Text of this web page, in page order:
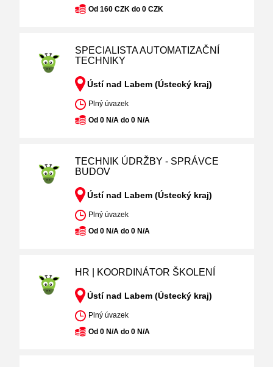
Od 160 CZK do 0 CZK
SPECIALISTA AUTOMATIZAČNÍ
TECHNIKY
Ústí nad Labem (Ústecký kraj)
Plný úvazek
Od 0 N/A do 0 N/A
TECHNIK ÚDRŽBY - SPRÁVCE
BUDOV
Ústí nad Labem (Ústecký kraj)
Plný úvazek
Od 0 N/A do 0 N/A
HR | KOORDINÁTOR ŠKOLENÍ
Ústí nad Labem (Ústecký kraj)
Plný úvazek
Od 0 N/A do 0 N/A